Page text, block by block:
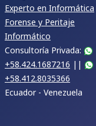
Experto en Informática
Forense y Peritaje
Informático
Consultoría Privada:
+58.424.1687216 ||
+58.412.8035366
Ecuador - Venezuela